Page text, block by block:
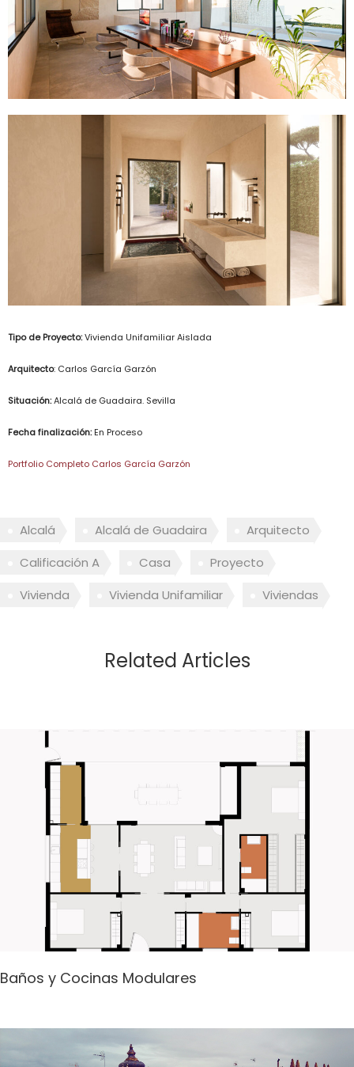
Tipo de Proyecto:Vivienda Unifamiliar Aislada
Arquitecto: Carlos García Garzón
Situación:Alcalá de Guadaira. Sevilla
Fecha finalización:En Proceso
Portfolio Completo Carlos García Garzón
Alcalá Alcalá de Guadaira
Arquitecto
Calificación A
Casa
Proyecto
Vivienda
Vivienda Unifamiliar Viviendas
Related Articles
Baños y Cocinas Modulares